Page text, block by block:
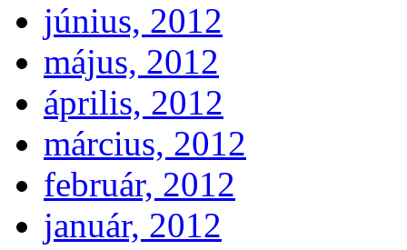
június, 2012
május, 2012
április, 2012
március, 2012
február, 2012
január, 2012